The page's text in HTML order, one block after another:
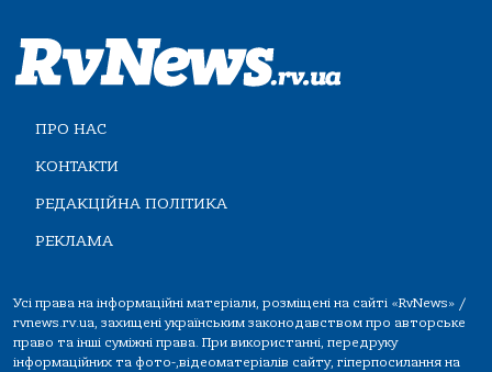
ПРО НАС
КОНТАКТИ
РЕДАКЦІЙНА ПОЛІТИКА
РЕКЛАМА
Усі права на інформаційні матеріали, розміщені на сайті «RvNews» /
rvnews.rv.ua, захищені українським законодавством про авторське
право та інші суміжні права. При використанні, передруку
інформаційних та фото-,відеоматеріалів сайту, гіперпосилання на